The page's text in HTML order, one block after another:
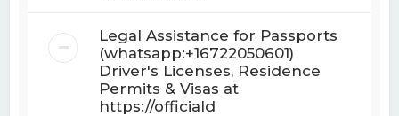
Legal Assistance for Passports
(whatsapp:+16722050601)
Driver's Licenses, Residence
Permits & Visas at
https://officiald